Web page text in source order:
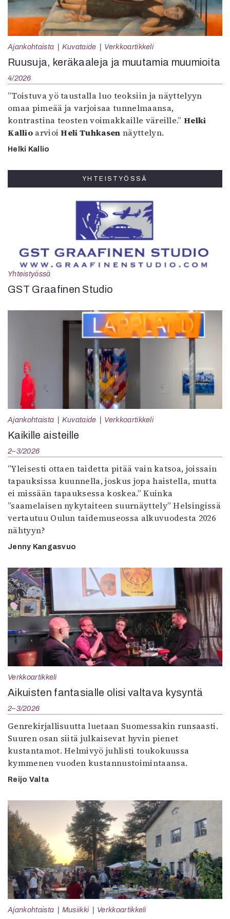
Ajankohtaista Kuvataide Verkkoartikkeli
Ruusuja, keräkaaleja ja muutamia muumioita
4/2026
”Toistuva yö taustalla luo teoksiin ja näyttelyyn
omaa pimeää ja varjoisaa tunnelmaansa,
kontrastina teosten voimakkaille väreille.”Helki
KallioarvioiHeli Tuhkasen näyttelyn.
Helki Kallio
YHTEISTYÖSSÄ
Yhteistyössä
GST Graafinen Studio
Ajankohtaista Kuvataide Verkkoartikkeli
Kaikille aisteille
2–3/2026
”Yleisesti ottaen taidetta pitää vain katsoa, joissain
tapauksissa kuunnella, joskus jopa haistella, mutta
ei missään tapauksessa koskea.” Kuinka
”saamelaisen nykytaiteen suurnäyttely” Helsingissä
vertautuu Oulun taidemuseossa alkuvuodesta 2026
nähtyyn?
Jenny Kangasvuo
Verkkoartikkeli
Aikuisten fantasialle olisi valtava kysyntä
2–3/2026
Genrekirjallisuutta luetaan Suomessakin runsaasti.
Suuren osan siitä julkaisevat hyvin pienet
kustantamot. Helmivyö juhlisti toukokuussa
kymmenen vuoden kustannustoimintaansa.
Reijo Valta
Ajankohtaista Musiikki Verkkoartikkeli